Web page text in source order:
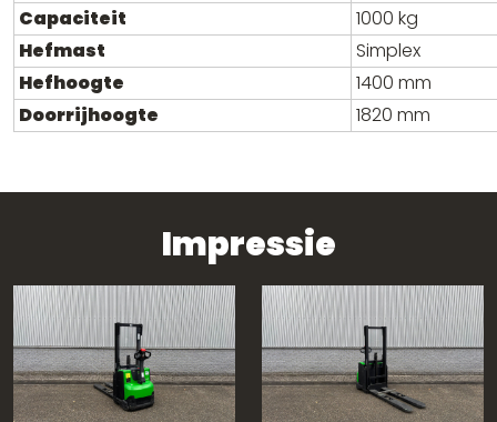
Capaciteit
1000 kg
Hefmast
Simplex
Hefhoogte
1400 mm
Doorrijhoogte
1820 mm
Impressie